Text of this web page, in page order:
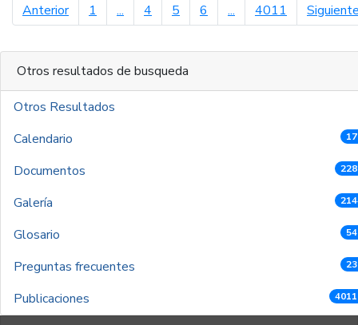
Anteriorpágina anterior
1 ... 4 5 6 ... 4011
Otros resultados de busqueda
Otros Resultados
Calendario
Documentos
Galería
Glosario
Preguntas frecuentes
Publicaciones